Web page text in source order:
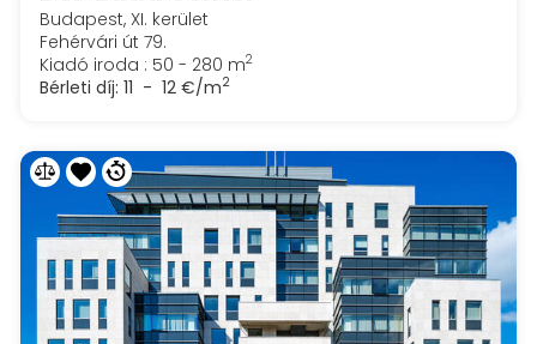
Budapest, XI. kerület
Fehérvári út 79.
Kiadó iroda : 50 - 280 m2
Bérleti díj: 11 - 12 €/m2